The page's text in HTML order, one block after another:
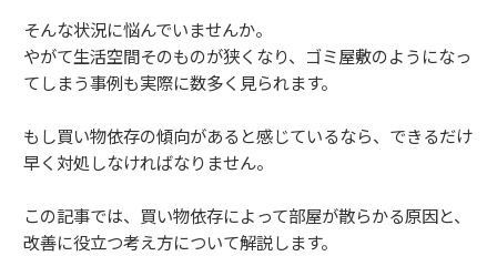
そんな状況に悩んでいませんか。
やがて生活空間そのものが狭くなり、ゴミ屋敷のようになっ
てしまう事例も実際に数多く見られます。
もし買い物依存の傾向があると感じているなら、できるだけ
早く対処しなければなりません。
この記事では、買い物依存によって部屋が散らかる原因と、
改善に役立つ考え方について解説します。